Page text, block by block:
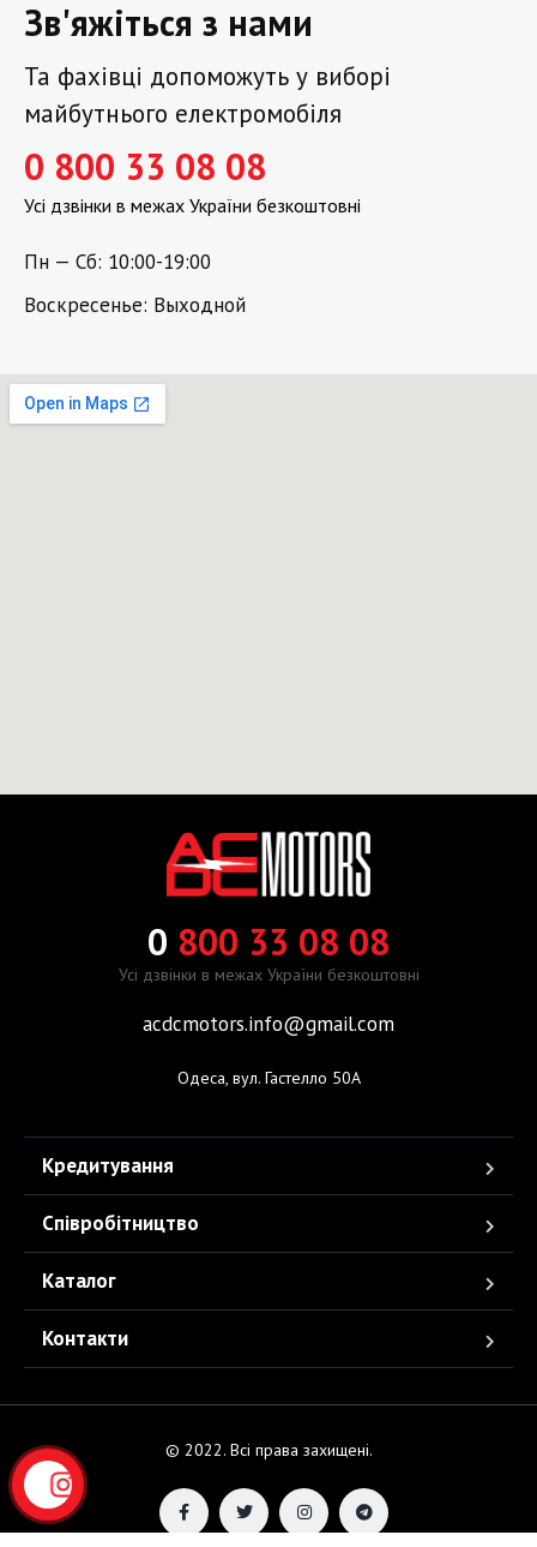
Зв'яжіться з нами
Та фахівці допоможуть у виборі
майбутнього електромобіля
0 800 33 08 08
Усі дзвінки в межах України безкоштовні
Пн — Сб: 10:00-19:00
Воскресенье: Выходной
0 800 33 08 08
Усі дзвінки в межах України безкоштовні
acdcmotors.info@gmail.com
Одеса, вул. Гастелло 50А
Кредитування
Співробітництво
Каталог
Контакти
© 2022. Всі права захищені.